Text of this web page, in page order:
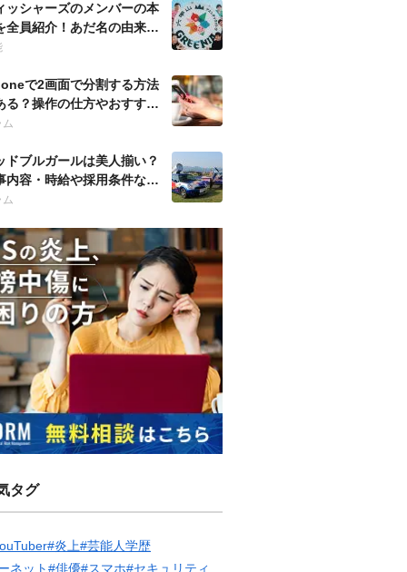
ッシャーズのメンバーの本
全員紹介！あだ名の由来・
も調査！
で2画面で分割する方法
る？操作の仕方やおすすめ
リも紹介！
ム
ドブルガールは美人揃い？
内容・時給や採用条件など
底調査！
ム
タグ
#炎上#芸能人学歴
ネット#俳優#スマホ#セキュリティ